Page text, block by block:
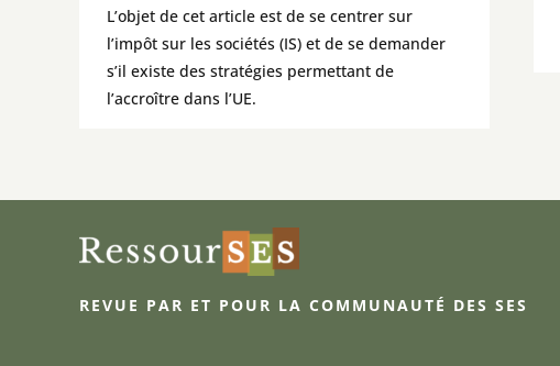
L’objet de cet article est de se centrer sur
l’impôt sur les sociétés (IS) et de se demander
s’il existe des stratégies permettant de
l’accroître dans l’UE.
REVUE PAR ET POUR LA COMMUNAUTÉ DES SES